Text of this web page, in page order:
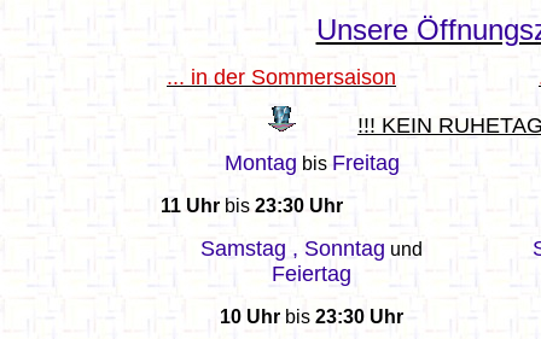
Unsere
... in der Sommersaison
!!! KEIN
Montag bis Freitag
11 Uhr bis 23:30 Uhr
Samstag , Sonntag und
Feiertag
10 Uhr bis 23:30 Uhr